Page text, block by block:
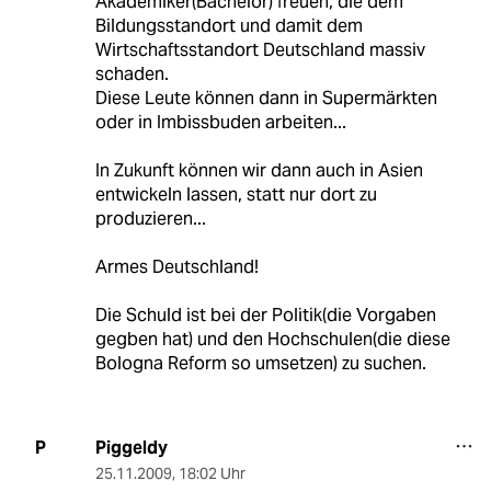
Bildungsstandort und damit dem
Wirtschaftsstandort Deutschland massiv
schaden.
Diese Leute können dann in Supermärkten
oder in Imbissbuden arbeiten...
In Zukunft können wir dann auch in Asien
entwickeln lassen, statt nur dort zu
produzieren...
Armes Deutschland!
Die Schuld ist bei der Politik(die Vorgaben
gegben hat) und den Hochschulen(die diese
Bologna Reform so umsetzen) zu suchen.
P Piggeldy
25.11.2009, 18:02 Uhr